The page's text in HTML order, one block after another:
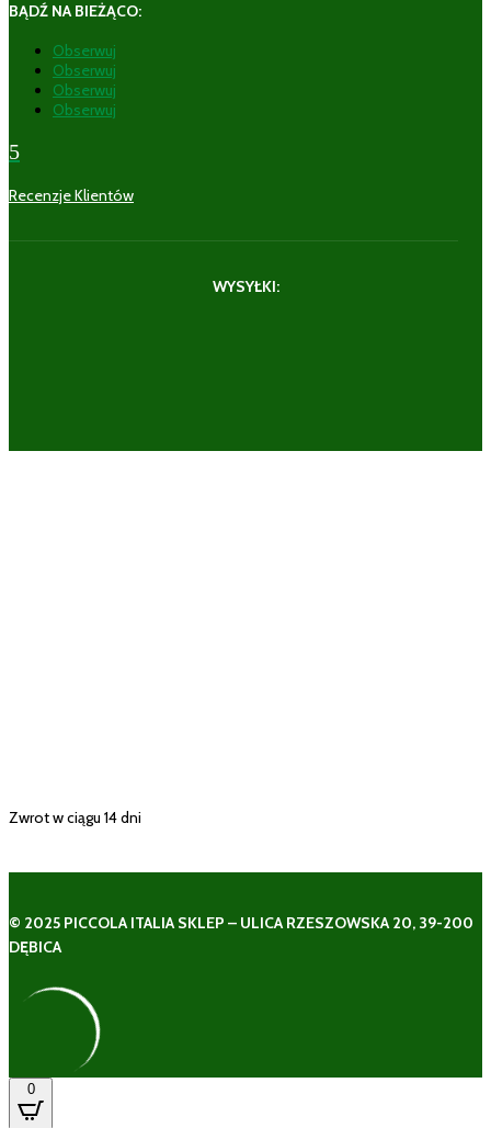
BĄDŹ NA BIEŻĄCO:
Obserwuj
Obserwuj
Obserwuj
Obserwuj
5
Recenzje Klientów
WYSYŁKI:
Zwrot w ciągu 14 dni
© 2025 PICCOLA ITALIA SKLEP – ULICA RZESZOWSKA 20, 39-200
DĘBICA
0